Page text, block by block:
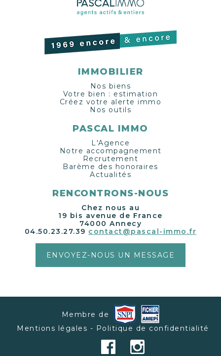
IMMOBILIER
Nos biens
Votre bien : estimation
Créez votre alerte immo
Nos outils
PASCAL IMMO
L'Agence
Notre accompagnement
Recrutement
Barème des honoraires
Actualités
RENCONTRONS-NOUS
Chez nous au
19 bis avenue de France
74000 Annecy
04.50.23.27.39 contact@pascal-immo.fr
ENVOYEZ-NOUS UN MESSAGE
Membre de
Mentions légales - Politique de confidentialité